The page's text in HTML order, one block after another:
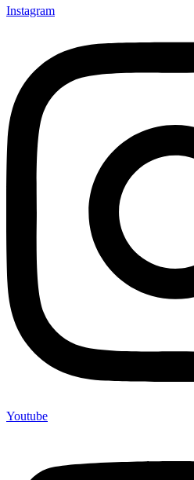
Instagram
Youtube